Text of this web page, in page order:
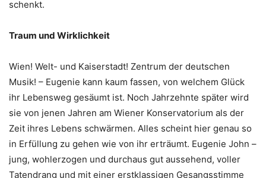
schenkt.
Traum und Wirklichkeit
Wien! Welt- und Kaiserstadt! Zentrum der deutschen
Musik! – Eugenie kann kaum fassen, von welchem Glück
ihr Lebensweg gesäumt ist. Noch Jahrzehnte später wird
sie von jenen Jahren am Wiener Konservatorium als der
Zeit ihres Lebens schwärmen. Alles scheint hier genau so
in Erfüllung zu gehen wie von ihr erträumt. Eugenie John –
jung, wohlerzogen und durchaus gut aussehend, voller
Tatendrang und mit einer erstklassigen Gesangsstimme